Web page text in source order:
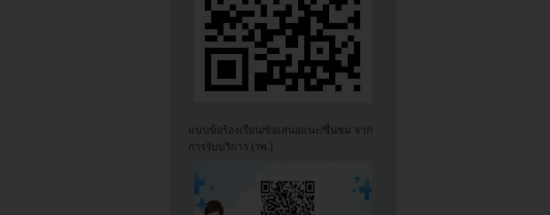
แบบข้อร้องเรียน/ข้อเสนอแนะ/ชื่นชม จาก
การรับบริการ (รพ.)